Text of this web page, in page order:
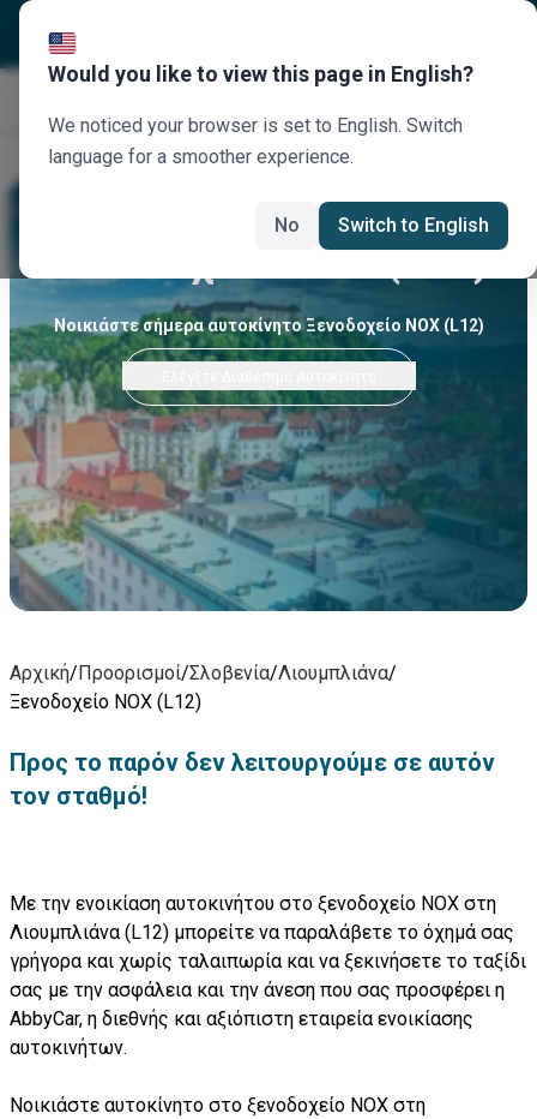
Ξενοδοχείο NOX (L12)
Νοικιάστε σήμερα αυτοκίνητο Ξενοδοχείο NOX (L12)
Αρχική/Προορισμοί/Σλοβενία/Λιουμπλιάνα/
Ξενοδοχείο NOX (L12)
Προς το παρόν δεν λειτουργούμε σε αυτόν
τον σταθμό!
Με την ενοικίαση αυτοκινήτου στο ξενοδοχείο NOX στη
Λιουμπλιάνα (L12) μπορείτε να παραλάβετε το όχημά σας
γρήγορα και χωρίς ταλαιπωρία και να ξεκινήσετε το ταξίδι
σας με την ασφάλεια και την άνεση που σας προσφέρει η
AbbyCar, η διεθνής και αξιόπιστη εταιρεία ενοικίασης
αυτοκινήτων.
Νοικιάστε αυτοκίνητο στο ξενοδοχείο NOX στη
Would you like to view this page in English?
We noticed your browser is set to English. Switch
language for a smoother experience.
No Switch to English